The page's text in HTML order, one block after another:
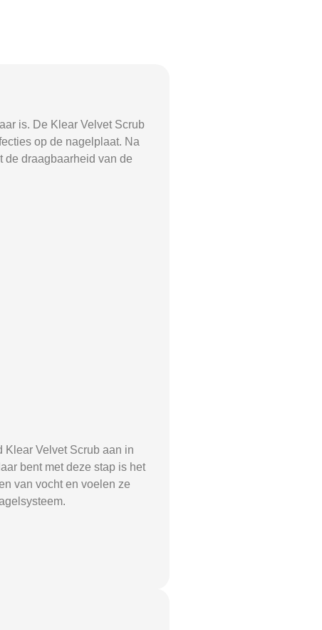
is. De Klear Velvet Scrub
op de nagelplaat. Na
de draagbaarheid van de
Klear Velvet Scrub aan in
bent met deze stap is het
van vocht en voelen ze